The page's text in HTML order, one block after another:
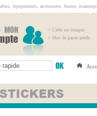
équipements, accessoires, bustes,
> Créer un compte
> Mot de passe perdu